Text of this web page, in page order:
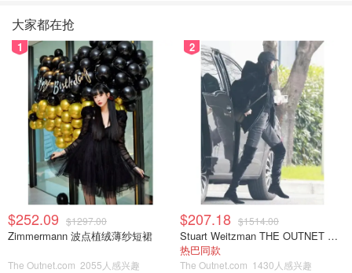
大家都在抢
1
$252.09 $1297.00
Zimmermann 波点植绒薄纱短裙
The Outnet.com 2055人感兴趣
2
$207.18 $1514.00
Stuart Weitzman THE OUTNET 麂皮过膝靴 黑色
热巴同款
The Outnet.com 1430人感兴趣